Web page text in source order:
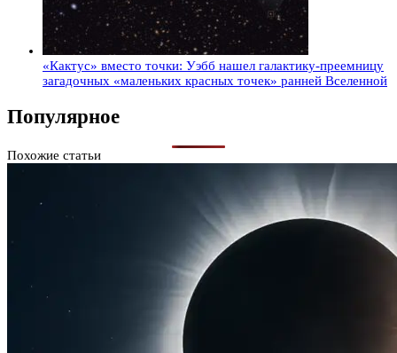
«Кактус» вместо точки: Уэбб нашел галактику-преемницу
загадочных «маленьких красных точек» ранней Вселенной
Популярное
Похожие статьи